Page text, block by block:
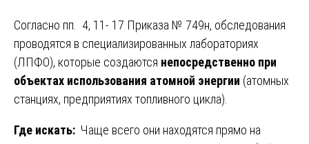
Согласно пп. 4, 11- 17 Приказа № 749н, обследования
проводятся в специализированных лабораториях
(ЛПФО), которые создаются непосредственно при
объектах использования атомной энергии (атомных
станциях, предприятиях топливного цикла).
Где искать: Чаще всего они находятся прямо на